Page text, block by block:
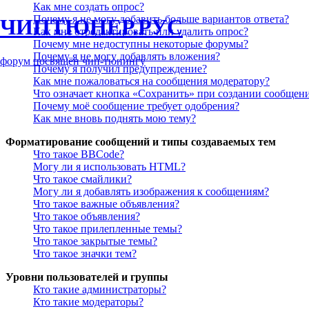
ЧИПТЮНЕР.РУС
форум посвящён чип-тюнингу
Как мне создать опрос?
Почему я не могу добавить больше вариантов ответа?
Как мне отредактировать или удалить опрос?
Почему мне недоступны некоторые форумы?
Почему я не могу добавлять вложения?
Почему я получил предупреждение?
Как мне пожаловаться на сообщения модератору?
Что означает кнопка «Сохранить» при создании
Почему моё сообщение требует одобрения?
Как мне вновь поднять мою тему?
Форматирование сообщений и типы создаваемых тем
Что такое BBCode?
Могу ли я использовать HTML?
Что такое смайлики?
Могу ли я добавлять изображения к сообщениям?
Что такое важные объявления?
Что такое объявления?
Что такое прилепленные темы?
Что такое закрытые темы?
Что такое значки тем?
Уровни пользователей и группы
Кто такие администраторы?
Кто такие модераторы?